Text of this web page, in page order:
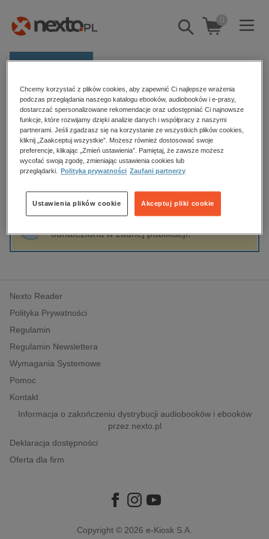
Pokaż/schowaj
wyszukiwarkę
0
E-prasa
Kategorie
Zobacz wszystkie E-prasa
budownictwo, aranżacja wnętrz
biznesowe, branżowe, gospodarka
edukacja
hobby, sport, rozrywka
komputery, internet, technologie, informatyka
polityka, społeczno-informacyjne
psychologiczne
inne
popularno-naukowe
historia
Strona główna Agnieszka Naumiuk
Agnieszka Naumiuk
Sortowanie Filtrowanie
odnaleziona w żadnej publikacji.
Nexto Reader
Polityka Prywatności
Regulamin
Regulamin Newslettera
Wymagania Systemowe
Pomoc
Kontakt
Informacja o zakończeniu dystrybucji audiobooków i ebooków
przez nexto.pl
Deklaracja dostępności
Oferta dla firm
Copyright © 2026 e-Kiosk S.A.
Chcemy korzystać z plików cookies, aby zapewnić Ci najlepsze wrażenia
podczas przeglądania naszego katalogu ebooków, audiobooków i e-prasy,
dostarczać spersonalizowane rekomendacje oraz udostępniać Ci najnowsze
funkcje, które rozwijamy dzięki analizie danych i współpracy z naszymi
partnerami. Jeśli zgadzasz się na korzystanie ze wszystkich plików cookies,
kliknij „Zaakceptuj wszystkie”. Możesz również dostosować swoje
preferencje, klikając „Zmień ustawienia”. Pamiętaj, że zawsze możesz
wycofać swoją zgodę, zmieniając ustawienia cookies lub
przeglądarki.
Polityka prywatności Zaufani partnerzy
Akceptuj pliki cookie
Ustawienia plików cookie